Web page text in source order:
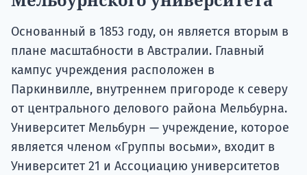
Основанный в 1853 году, он является вторым в
плане масштабности в Австралии. Главный
кампус учреждения расположен в
Паркинвилле, внутреннем пригороде к северу
от центрального делового района Мельбурна.
Университет Мельбурн — учреждение, которое
является членом «Группы восьми», входит в
Университет 21 и Ассоциацию университетов